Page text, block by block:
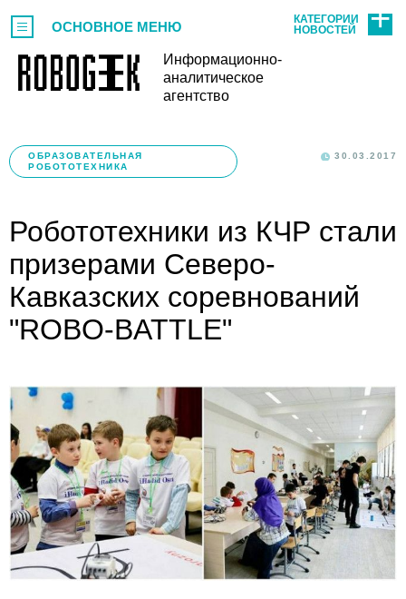
Информационно-
аналитическое
агентство
ОСНОВНОЕ МЕНЮ
КАТЕГОРИИ
НОВОСТЕЙ
ОБРАЗОВАТЕЛЬНАЯ
РОБОТОТЕХНИКА
30.03.2017
Робототехники из КЧР стали
призерами Северо-
Кавказских соревнований
"ROBO-BATTLE"